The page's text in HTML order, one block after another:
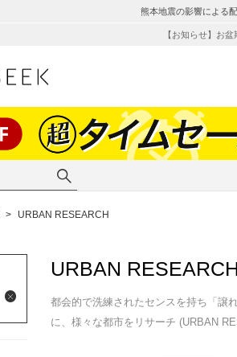
熊本地震の影響による
【お知らせ】お
> URBAN RESEARCH
URBAN RESEARCH
都会的で洗練されたセンスを持ち「譲
に、様々な都市をリサーチ (URBAN